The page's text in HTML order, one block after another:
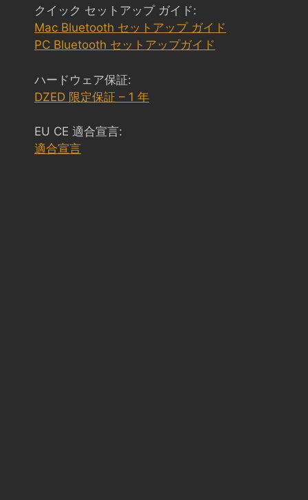
クイック セットアップ ガイド:
Mac Bluetooth セットアップ ガイド
PC Bluetooth セットアップガイド
ハードウェア保証:
DZED 限定保証 – 1 年
EU CE 適合宣言:
適合宣言